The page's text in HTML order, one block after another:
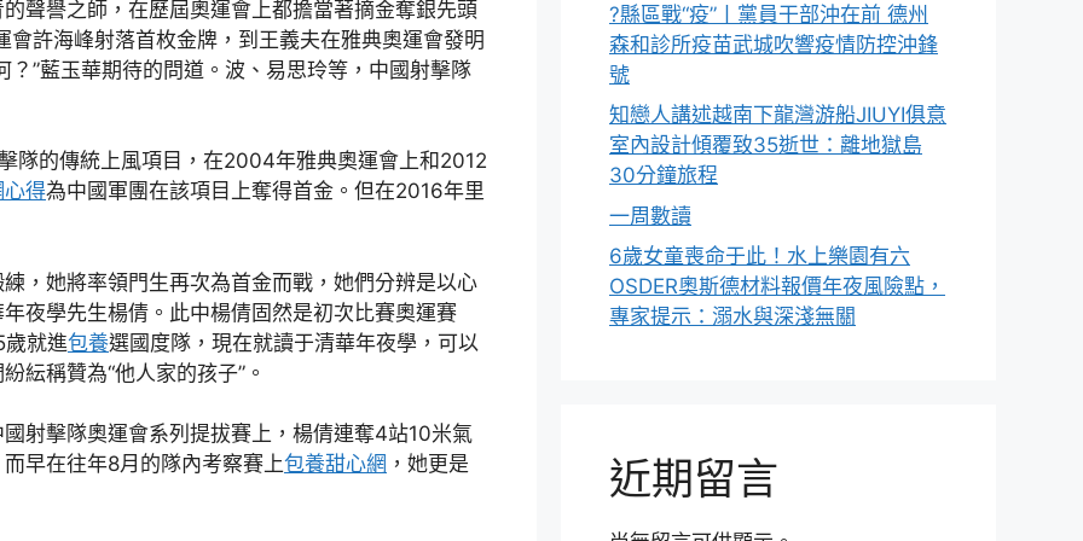
聲譽之師，在歷屆奧運會上都擔當著摘金奪銀先頭
會許海峰射落首枚金牌，到王義夫在雅典奧運會發明
？”藍玉華期待的問道。波、易思玲等，中國射擊隊
隊的傳統上風項目，在2004年雅典奧運會上和2012
心得為中國軍團在該項目上奪得首金。但在2016年里
，她將率領門生再次為首金而戰，她們分辨是以心
夜學先生楊倩。此中楊倩固然是初次比賽奧運賽
就進包養選國度隊，現在就讀于清華年夜學，可以
紜稱贊為“他人家的孩子”。
射擊隊奧運會系列提拔賽上，楊倩連奪4站10米氣
早在往年8月的隊內考察賽上包養甜心網 ，她更是
?縣區戰“疫”丨黨員干部沖在前 德州
森和診所疫苗武城吹響疫情防控沖鋒
號
知戀人講述越南下龍灣游船JIUYI俱意
室內設計傾覆致35逝世：離地獄島
30分鐘旅程
一周數讀
6歲女童喪命于此！水上樂園有六
OSDER奧斯德材料報價年夜風險點，
專家提示：溺水與深淺無關
近期留言